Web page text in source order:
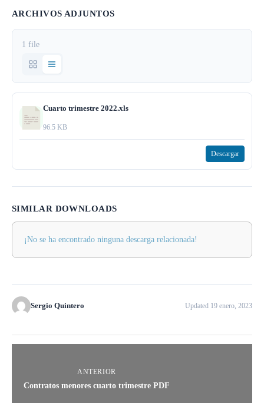
ARCHIVOS ADJUNTOS
1 file
Cuarto trimestre 2022.xls
96.5 KB
Descargar
SIMILAR DOWNLOADS
¡No se ha encontrado ninguna descarga relacionada!
Sergio Quintero Updated 19 enero, 2023
ANTERIOR
Contratos menores cuarto trimestre PDF